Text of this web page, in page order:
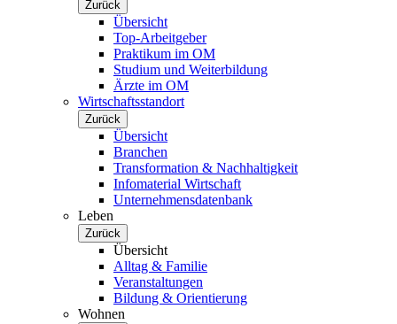
Zurück
Übersicht
Top-Arbeitgeber
Praktikum im OM
Studium und Weiterbildung
Ärzte im OM
Wirtschaftsstandort
Zurück
Übersicht
Branchen
Transformation & Nachhaltigkeit
Infomaterial Wirtschaft
Unternehmensdatenbank
Leben
Zurück
Übersicht
Alltag & Familie
Veranstaltungen
Bildung & Orientierung
Wohnen